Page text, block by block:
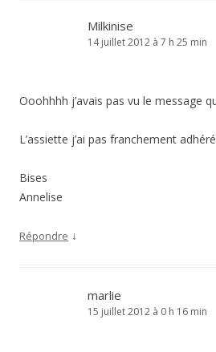
Milkinise
14 juillet 2012 à 7 h 25 min
Ooohhhh j’avais pas vu le message
L’assiette j’ai pas franchement adhéré
Bises
Annelise
Répondre ↓
marlie
15 juillet 2012 à 0 h 16 min